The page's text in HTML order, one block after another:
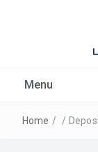
Menu
Home / /